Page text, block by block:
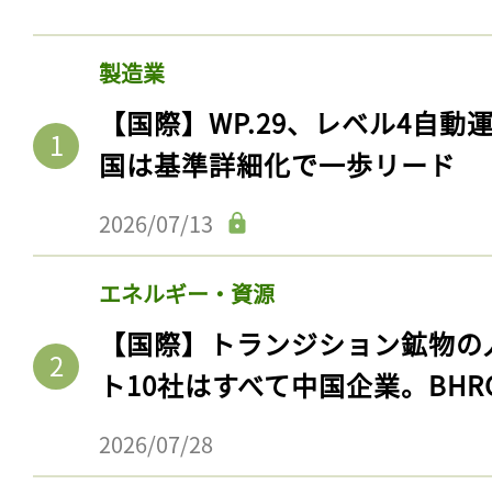
製造業
【国際】WP.29、レベル4自動
国は基準詳細化で一歩リード
2026/07/13
エネルギー・資源
【国際】トランジション鉱物
ト10社はすべて中国企業。
2026/07/28